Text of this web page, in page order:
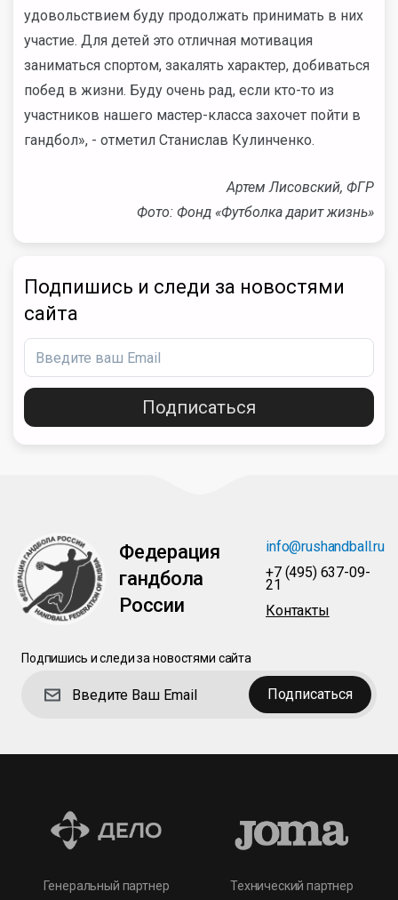
удовольствием буду продолжать принимать в них
участие. Для детей это отличная мотивация
заниматься спортом, закалять характер, добиваться
побед в жизни. Буду очень рад, если кто-то из
участников нашего мастер-класса захочет пойти в
гандбол», - отметил Станислав Кулинченко.
Артем Лисовский, ФГР
Фото: Фонд «Футболка дарит жизнь»
Подпишись и следи за новостями
сайта
Подписаться
Федерация
гандбола
России
info@rushandball.ru
+7 (495) 637-09-
21
Контакты
Подпишись и следи за новостями сайта
Подписаться
Генеральный партнер Технический партнер